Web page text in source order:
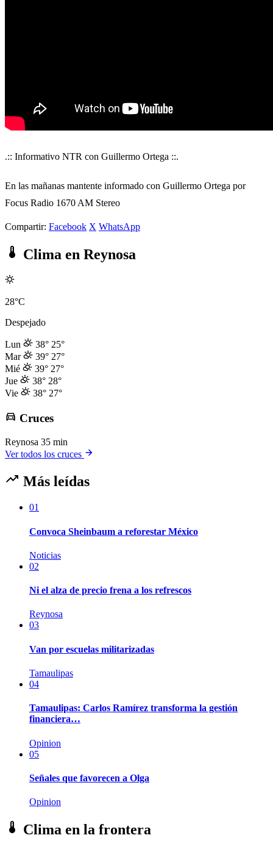
.:: Informativo NTR con Guillermo Ortega ::.
En las mañanas mantente informado con Guillermo Ortega por
Focus Radio 1670 AM Stereo
Compartir: Facebook X WhatsApp
Clima en Reynosa
28°C
Despejado
Lun 38° 25°
Mar
39° 27°
Mié
39° 27°
Jue
38° 28°
Vie
38° 27°
Cruces
Reynosa 35 min
Ver todos los cruces
Más leídas
01
Convoca Sheinbaum a reforestar México
Noticias
02
Ni el alza de precio frena a los refrescos
Reynosa
03
Van por escuelas militarizadas
Tamaulipas
04
Tamaulipas: Carlos Ramírez transforma la gestión
financiera…
Opinion
05
Señales que favorecen a Olga
Opinion
Clima en la frontera